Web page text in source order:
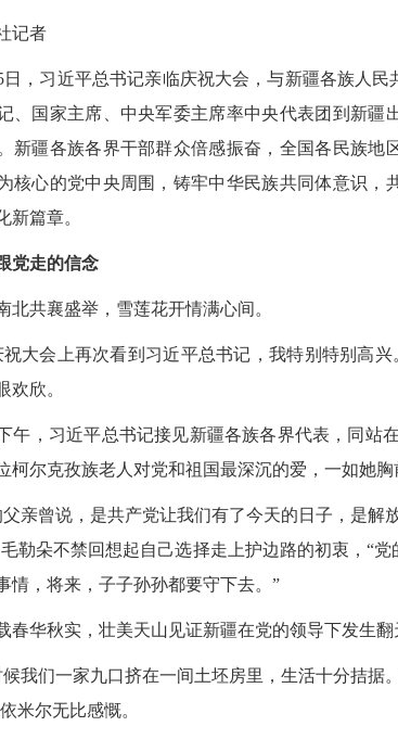
者
习近平总书记亲临庆祝大会，与新疆各族人民
、国家主席、中央军委主席率中央代表团到新
新疆各族各界干部群众倍感振奋，全国各民族
核心的党中央周围，铸牢中华民族共同体意识，
新篇章。
党走的信念
共襄盛举，雪莲花开情满心间。
会上再次看到习近平总书记，我特别特别高兴
欢欣。
，习近平总书记接见新疆各族各界代表，同站
柯尔克孜族老人对党和祖国最深沉的爱，一如她胸
曾说，是共产党让我们有了今天的日子，是解
勒朵不禁回想起自己选择走上护边路的初衷，“
情，将来，子子孙孙都要守下去。”
华秋实，壮美天山见证新疆在党的领导下发生翻
们一家九口挤在一间土坯房里，生活十分拮据
米尔无比感慨。